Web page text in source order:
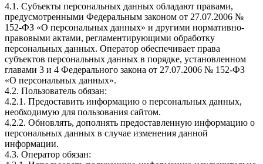
4.1. Субъекты персональных данных обладают правами,
предусмотренными Федеральным законом от 27.07.2006 №
152-ФЗ «О персональных данных» и другими нормативно-
правовыми актами, регламентирующими обработку
персональных данных. Оператор обеспечивает права
субъектов персональных данных в порядке, установленном
главами 3 и 4 Федерального закона от 27.07.2006 № 152-ФЗ
«О персональных данных».
4.2. Пользователь обязан:
4.2.1. Предоставить информацию о персональных данных,
необходимую для пользования сайтом.
4.2.2. Обновлять, дополнять предоставленную информацию о
персональных данных в случае изменения данной
информации.
4.3. Оператор обязан: